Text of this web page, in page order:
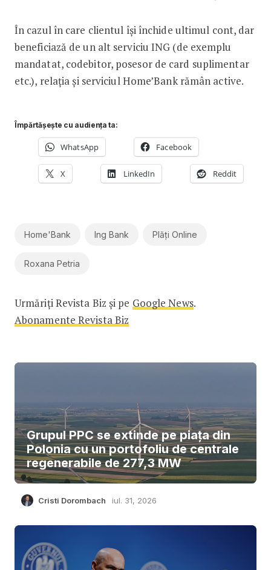
În cazul în care clientul își închide ultimul cont, dar
beneficiază de un alt serviciu ING (de exemplu
mandatat, codebitor, posesor de card suplimentar
etc.), relația și serviciul Home’Bank rămân active.
Împărtășește cu audiența ta:
WhatsApp Facebook
X LinkedIn Reddit
Home'Bank Ing Bank Plăți Online
Roxana Petria
Urmăriți Revista Biz și pe Google News.
Abonamente Revista Biz
Grupul PPC se extinde pe piața din
Polonia cu un portofoliu de centrale
regenerabile de 277,3 MW
Cristi Dorombach iul. 31, 2026